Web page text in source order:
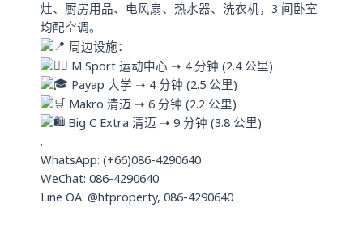
灶、厨房用品、电风扇、热水器、洗衣机，3 间卧室
均配空调。
周边设施：
M Sport 运动中心 ➝ 4 分钟 (2.4 公里)
Payap 大学 ➝ 4 分钟 (2.5 公里)
Makro 清迈 ➝ 6 分钟 (2.2 公里)
Big C Extra 清迈 ➝ 9 分钟 (3.8 公里)
.
WhatsApp: (+66)086-4290640
WeChat: 086-4290640
Line OA: @htproperty, 086-4290640